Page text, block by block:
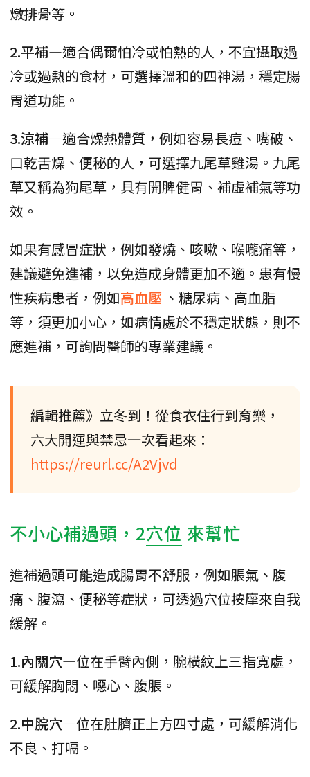
燉排骨等。
2.平補—適合偶爾怕冷或怕熱的人，不宜攝取過
冷或過熱的食材，可選擇溫和的四神湯，穩定腸
胃道功能。
3.涼補—適合燥熱體質，例如容易長痘、嘴破、
口乾舌燥、便秘的人，可選擇九尾草雞湯。九尾
草又稱為狗尾草，具有開脾健胃、補虛補氣等功
效。
如果有感冒症狀，例如發燒、咳嗽、喉嚨痛等，
建議避免進補，以免造成身體更加不適。患有慢
性疾病患者，例如高血壓 、糖尿病、高血脂
等，須更加小心，如病情處於不穩定狀態，則不
應進補，可詢問醫師的專業建議。
編輯推薦》立冬到！從食衣住行到育樂，
六大開運與禁忌一次看起來：
https://reurl.cc/A2Vjvd
不小心補過頭，2穴位 來幫忙
進補過頭可能造成腸胃不舒服，例如脹氣、腹
痛、腹瀉、便秘等症狀，可透過穴位按摩來自我
緩解。
1.內關穴—位在手臂內側，腕橫紋上三指寬處，
可緩解胸悶、噁心、腹脹。
2.中脘穴—位在肚臍正上方四寸處，可緩解消化
不良、打嗝。